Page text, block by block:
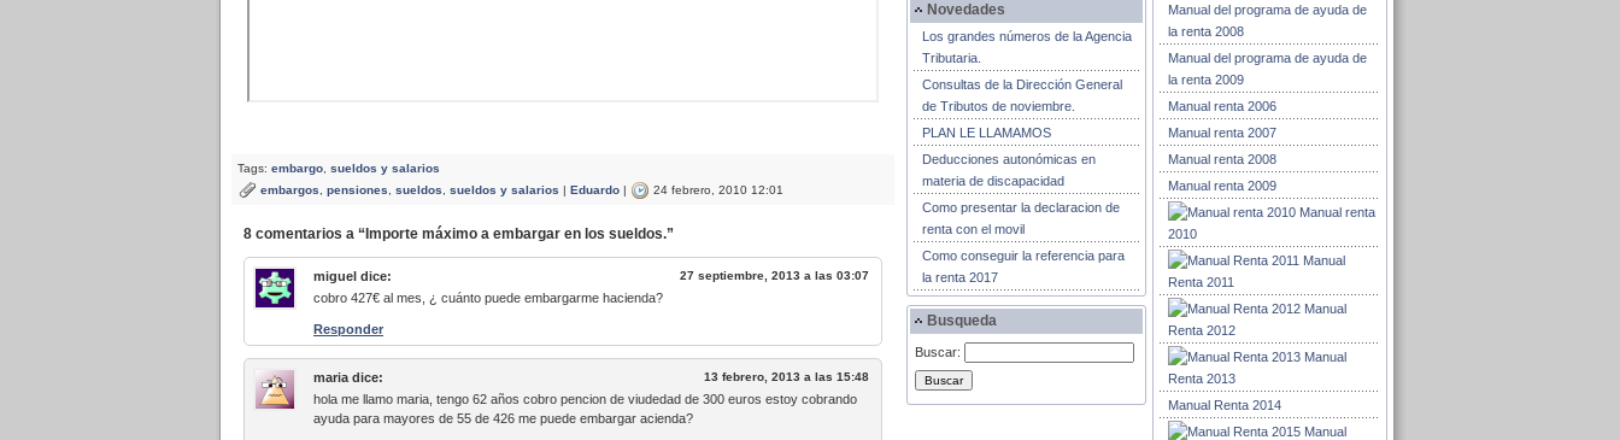
Tags: embargo sueldos y salarios
embargos
pensiones sueldos sueldos y salarios | Eduardo | 24 febrero, 2010 12:01
8 comentarios a “Importe máximo a embargar en los sueldos.”
miguel dice: 27 septiembre, 2013 a las 03:07
cobro 427€ al mes, ¿ cuánto puede embargarme hacienda?
Responder
maria dice: 13 febrero, 2013 a las 15:48
hola me llamo maria, tengo 62 años cobro pencion de viudedad de 300 euros estoy cobrando
ayuda para mayores de 55 de 426 me puede embargar acienda?
Manual del programa de ayuda de
la renta 2008
Manual del programa de ayuda de
la renta 2009
Manual renta 2006
Manual renta 2007
Manual renta 2008
Manual renta 2009
Manual renta
2010
Manual
Renta 2011
Manual
Renta 2012
Manual
Renta 2013
Manual Renta 2014
Manual
Novedades
Los grandes números de la Agencia
Tributaria.
Consultas de la Dirección General
de Tributos de noviembre.
PLAN LE LLAMAMOS
Deducciones autonómicas en
materia de discapacidad
Como presentar la declaracion de
renta con el movil
Como conseguir la referencia para
la renta 2017
Busqueda
Buscar: